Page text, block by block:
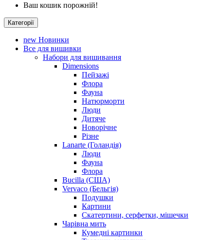
Ваш кошик порожній!
Категорії
new Новинки
Все для вишивки
Набори для вишивання
Dimensions
Пейзажі
Флора
Фауна
Натюрморти
Люди
Дитяче
Новорічне
Різне
Lanarte (Голандія)
Люди
Фауна
Флора
Bucilla (США)
Vervaco (Бельгія)
Подушки
Картини
Скатертини, серфетки, мішечки
Чарiвна мить
Кумедні картинки